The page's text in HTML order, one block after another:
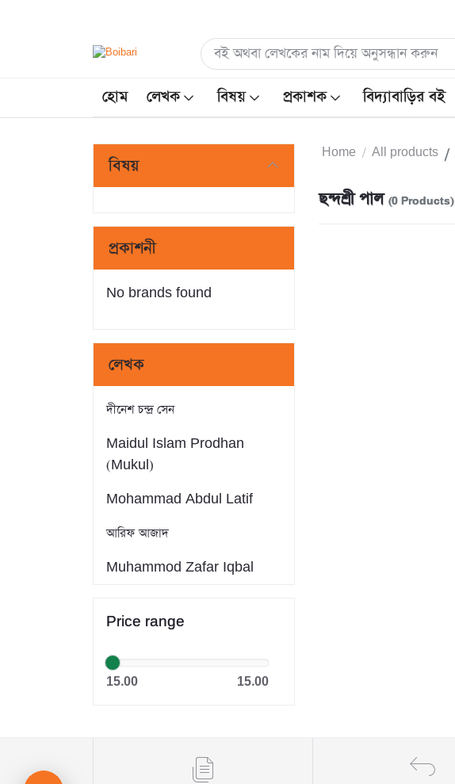
হোম লেখক বিষয় প্রকাশক বিদ্যাবাড়ির বই
বিষয়
প্রকাশনী
No brands found
লেখক
দীনেশ চন্দ্র সেন
Maidul Islam Prodhan
(Mukul)
Mohammad Abdul Latif
আরিফ আজাদ
Muhammod Zafar Iqbal
Dr. Khandaker Abdullah
Jahangir
কিউএনএ পাবলিকেশন্স লেখক পরিষদ
Price range
15.00 15.00
Home All products
ছন্দশ্রী পাল (0 Products)